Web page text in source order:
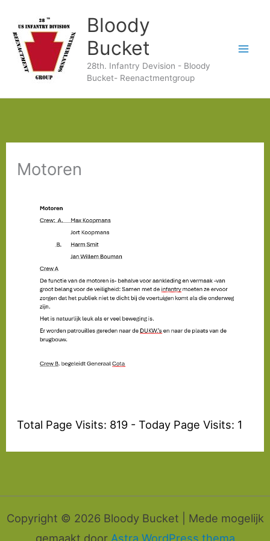
naar
inhoud
Bloody
Bucket
28th. Infantry Devision - Bloody
Bucket- Reenactmentgroup
Motoren
Total Page Visits: 819 - Today Page Visits: 1
Copyright © 2026 Bloody Bucket | Mede mogelijk
gemaakt door Astra WordPress thema